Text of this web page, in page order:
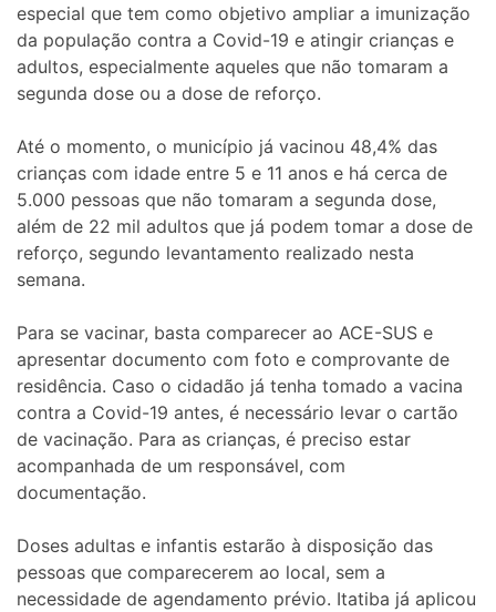
especial que tem como objetivo ampliar a imunização
da população contra a Covid-19 e atingir crianças e
adultos, especialmente aqueles que não tomaram a
segunda dose ou a dose de reforço.
Até o momento, o município já vacinou 48,4% das
crianças com idade entre 5 e 11 anos e há cerca de
5.000 pessoas que não tomaram a segunda dose,
além de 22 mil adultos que já podem tomar a dose de
reforço, segundo levantamento realizado nesta
semana.
Para se vacinar, basta comparecer ao ACE-SUS e
apresentar documento com foto e comprovante de
residência. Caso o cidadão já tenha tomado a vacina
contra a Covid-19 antes, é necessário levar o cartão
de vacinação. Para as crianças, é preciso estar
acompanhada de um responsável, com
documentação.
Doses adultas e infantis estarão à disposição das
pessoas que comparecerem ao local, sem a
necessidade de agendamento prévio. Itatiba já aplicou